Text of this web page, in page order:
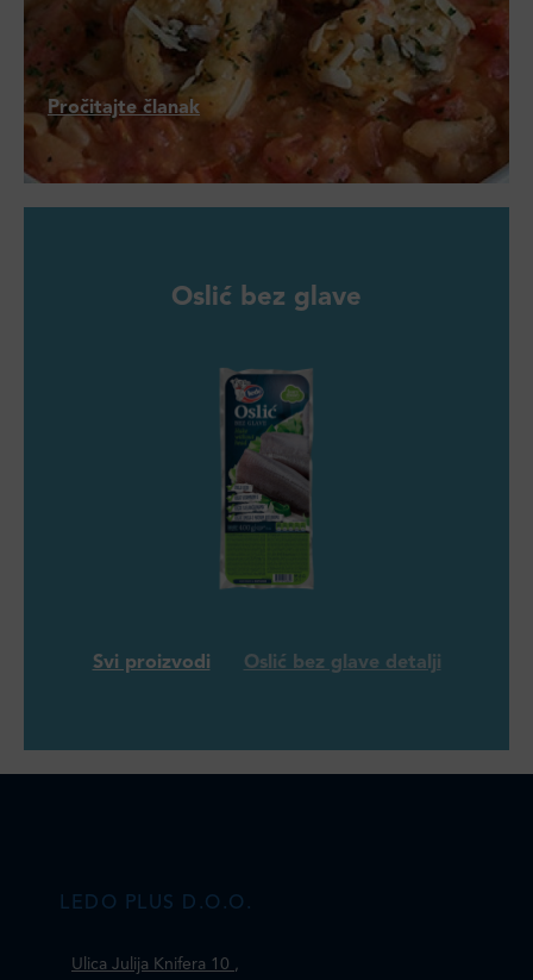
Pročitajte članak
Oslić bez glave
Svi proizvodi Oslić bez glave detalji
LEDO PLUS D.O.O.
Ulica Julija Knifera 10 ,